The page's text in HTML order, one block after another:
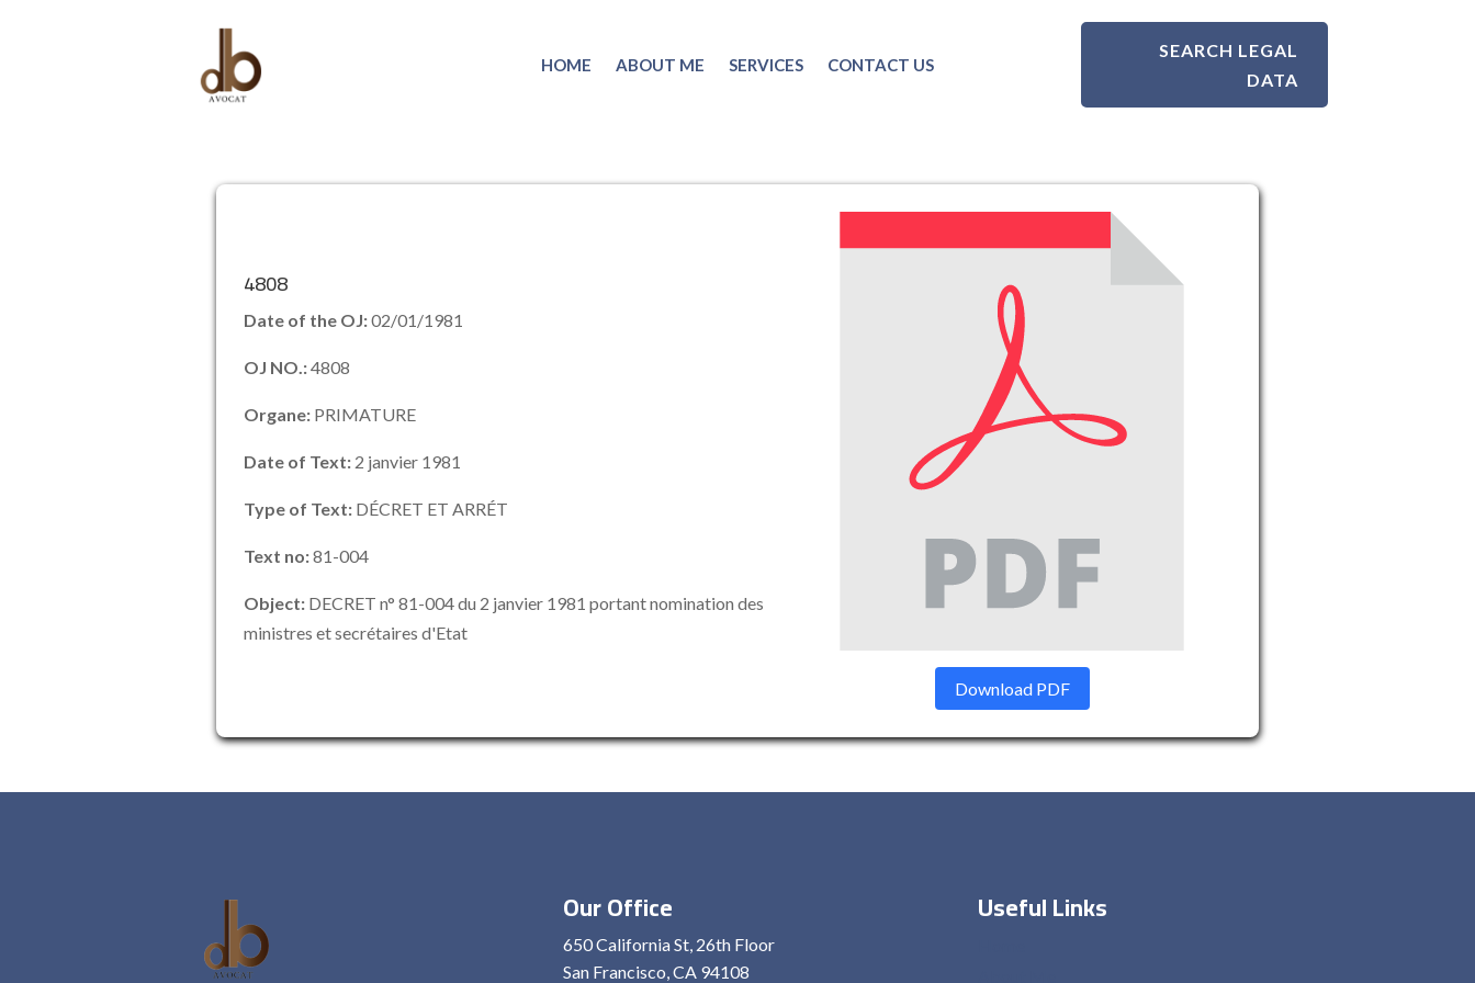
HOME ABOUT ME SERVICES CONTACT US
SEARCH LEGAL
DATA
4808
Date of the OJ:02/01/1981
OJ NO.:4808
Organe: PRIMATURE
Date of Text: 2 janvier 1981
Type of Text: DÉCRET ET ARRÉT
Text no:81-004
Object: DECRET n° 81-004 du 2 janvier 1981 portant nomination des
ministres et secrétaires d'Etat
Download PDF
Our Office
650 California St, 26th Floor
San Francisco, CA 94108
Useful Links